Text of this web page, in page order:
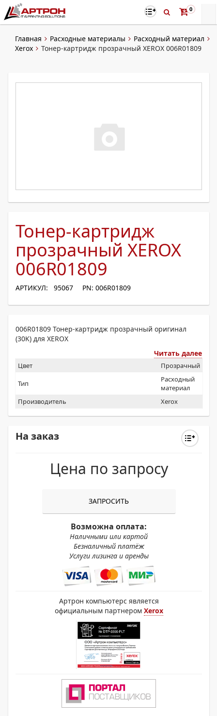
0
Главная Расходные материалы
Расходный материал
Xerox
Тонер-картридж прозрачный XEROX 006R01809
Тонер-картридж
прозрачный XEROX
006R01809
АРТИКУЛ: 95067 PN: 006R01809
006R01809 Тонер-картридж прозрачный оригинал
(30K) для XEROX
Читать далее
Цвет Прозрачный
Тип
Расходный
материал
Производитель
Xerox
На заказ
Цена по запросу
ЗАПРОСИТЬ
Возможна оплата:
Наличными или картой
Безналичный платёж
Услуги лизинга и аренды
Артрон компьютерс является
официальным партнером Xerox